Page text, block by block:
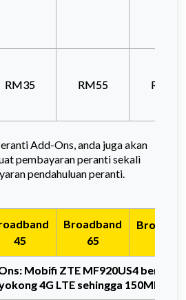
RM35 RM55 RM95
Add-Ons, anda juga akan
pembayaran peranti sekali
pendahuluan peranti.
45
Broadband
65
Mobifi ZTE MF920US4 bernilai
4G LTE sehingga 150Mbps.